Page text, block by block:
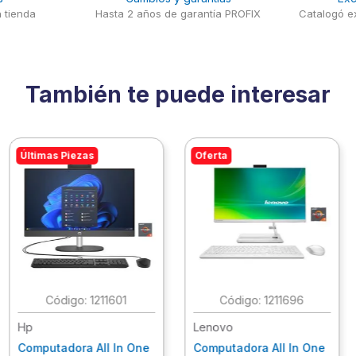
tienda Hasta 2 años de garantía PROFIX Catalogó
También te puede interesar
Últimas Piezas
:1211601
Hp
Computadora All In One
Oferta
:1211696
Lenovo
Computadora All In One